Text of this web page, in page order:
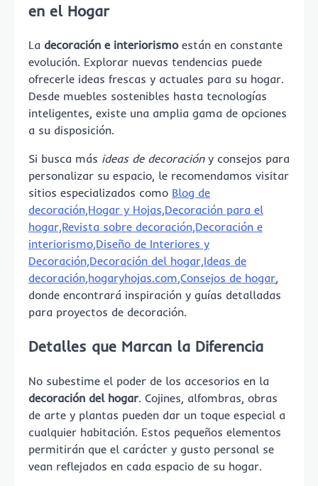
en el Hogar
La decoración e interiorismoestán en constante
evolución. Explorar nuevas tendencias puede
ofrecerle ideas frescas y actuales para su hogar.
Desde muebles sostenibles hasta tecnologías
inteligentes, existe una amplia gama de opciones
a su disposición.
Si busca más ideas de decoracióny consejos para
personalizar su espacio, le recomendamos visitar
sitios especializados como Blog de
decoración,Hogar y Hojas,Decoración para el
hogar,Revista sobre decoración,Decoración e
interiorismo,Diseño de Interiores y
Decoración,Decoración del hogar,Ideas de
decoración,hogaryhojas.com,Consejos de hogar,
donde encontrará inspiración y guías detalladas
para proyectos de decoración.
Detalles que Marcan la Diferencia
No subestime el poder de los accesorios en la
decoración del hogar. Cojines, alfombras, obras
de arte y plantas pueden dar un toque especial a
cualquier habitación. Estos pequeños elementos
permitirán que el carácter y gusto personal se
vean reflejados en cada espacio de su hogar.